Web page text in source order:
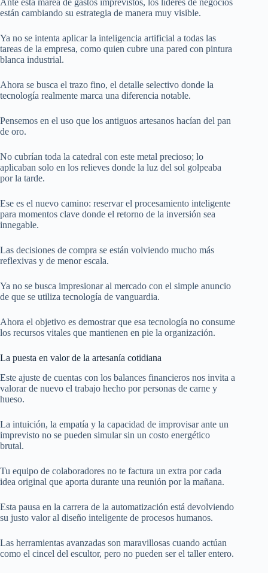
Ante esta marea de gastos imprevistos, los líderes de negocios
están cambiando su estrategia de manera muy visible.
Ya no se intenta aplicar la inteligencia artificial a todas las
tareas de la empresa, como quien cubre una pared con pintura
blanca industrial.
Ahora se busca el trazo fino, el detalle selectivo donde la
tecnología realmente marca una diferencia notable.
Pensemos en el uso que los antiguos artesanos hacían del pan
de oro.
No cubrían toda la catedral con este metal precioso; lo
aplicaban solo en los relieves donde la luz del sol golpeaba
por la tarde.
Ese es el nuevo camino: reservar el procesamiento inteligente
para momentos clave donde el retorno de la inversión sea
innegable.
Las decisiones de compra se están volviendo mucho más
reflexivas y de menor escala.
Ya no se busca impresionar al mercado con el simple anuncio
de que se utiliza tecnología de vanguardia.
Ahora el objetivo es demostrar que esa tecnología no consume
los recursos vitales que mantienen en pie la organización.
La puesta en valor de la artesanía cotidiana
Este ajuste de cuentas con los balances financieros nos invita a
valorar de nuevo el trabajo hecho por personas de carne y
hueso.
La intuición, la empatía y la capacidad de improvisar ante un
imprevisto no se pueden simular sin un costo energético
brutal.
Tu equipo de colaboradores no te factura un extra por cada
idea original que aporta durante una reunión por la mañana.
Esta pausa en la carrera de la automatización está devolviendo
su justo valor al diseño inteligente de procesos humanos.
Las herramientas avanzadas son maravillosas cuando actúan
como el cincel del escultor, pero no pueden ser el taller entero.